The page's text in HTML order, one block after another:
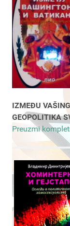
IZMEĐU
GEOPOLITIKA
Preuzmi